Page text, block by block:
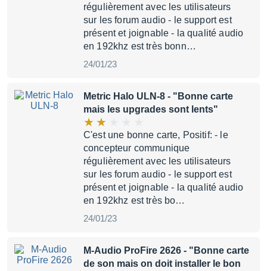
régulièrement avec les utilisateurs
sur les forum audio - le support est
présent et joignable - la qualité audio
en 192khz est très bonn…
24/01/23
Metric Halo ULN-8 - "Bonne carte
mais les upgrades sont lents"
C'est une bonne carte, Positif: - le
concepteur communique
régulièrement avec les utilisateurs
sur les forum audio - le support est
présent et joignable - la qualité audio
en 192khz est très bo…
24/01/23
M-Audio ProFire 2626 - "Bonne carte
de son mais on doit installer le bon